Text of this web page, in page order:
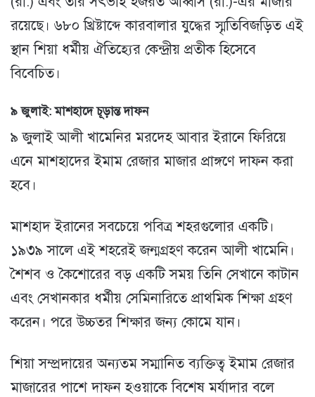
রয়েছে। ৬৮০ খ্রিষ্টাব্দে কারবালার যুদ্ধের স্মৃতিবিজড়িত এই
স্থান শিয়া ধর্মীয় ঐতিহ্যের কেন্দ্রীয় প্রতীক হিসেবে
বিবেচিত।
৯ জুলাই: মাশহাদে চূড়ান্ত দাফন
৯ জুলাই আলী খামেনির মরদেহ আবার ইরানে ফিরিয়ে
এনে মাশহাদের ইমাম রেজার মাজার প্রাঙ্গণে দাফন করা
হবে।
মাশহাদ ইরানের সবচেয়ে পবিত্র শহরগুলোর একটি।
১৯৩৯ সালে এই শহরেই জন্মগ্রহণ করেন আলী খামেনি।
শৈশব ও কৈশোরের বড় একটি সময় তিনি সেখানে কাটান
এবং সেখানকার ধর্মীয় সেমিনারিতে প্রাথমিক শিক্ষা গ্রহণ
করেন। পরে উচ্চতর শিক্ষার জন্য কোমে যান।
শিয়া সম্প্রদায়ের অন্যতম সম্মানিত ব্যক্তিত্ব ইমাম রেজার
মাজারের পাশে দাফন হওয়াকে বিশেষ মর্যাদার বলে